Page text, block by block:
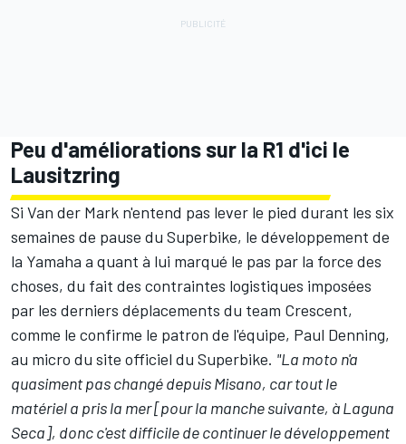
Peu d'améliorations sur la R1 d'ici le
Lausitzring
Si Van der Mark n'entend pas lever le pied durant les six
semaines de pause du Superbike, le développement de
la Yamaha a quant à lui marqué le pas par la force des
choses, du fait des contraintes logistiques imposées
par les derniers déplacements du team Crescent,
comme le confirme le patron de l'équipe, Paul Denning,
au micro du site officiel du Superbike. "La moto n'a
quasiment pas changé depuis Misano, car tout le
matériel a pris la mer [pour la manche suivante, à Laguna
Seca], donc c'est difficile de continuer le développement